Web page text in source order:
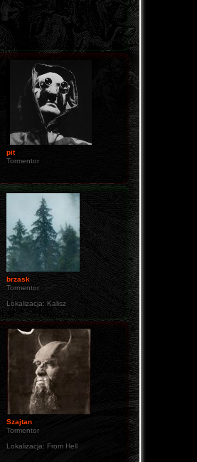
pit
Tormentor
brzask
Tormentor
Lokalizacja: Kalisz
Szajtan
Tormentor
Lokalizacja: From Hell